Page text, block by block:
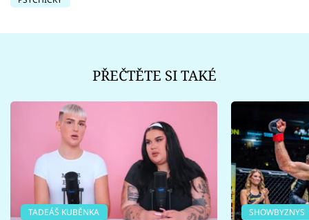
PŘEČTĚTE SI TAKÉ
TADEÁŠ KUBĚNKA SHOWBYZNYS